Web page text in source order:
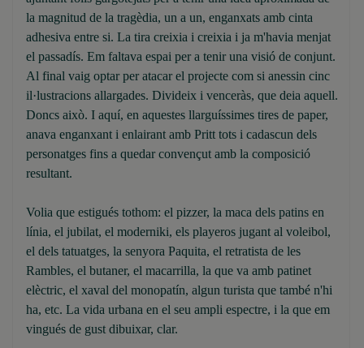
la magnitud de la tragèdia, un a un, enganxats amb cinta
adhesiva entre si. La tira creixia i creixia i ja m'havia menjat
el passadís. Em faltava espai per a tenir una visió de conjunt.
Al final vaig optar per atacar el projecte com si anessin cinc
il·lustracions allargades. Divideix i venceràs, que deia aquell.
Doncs això. I aquí, en aquestes llarguíssimes tires de paper,
anava enganxant i enlairant amb Pritt tots i cadascun dels
personatges fins a quedar convençut amb la composició
resultant.
Volia que estigués tothom: el pizzer, la maca dels patins en
línia, el jubilat, el moderniki, els playeros jugant al voleibol,
el dels tatuatges, la senyora Paquita, el retratista de les
Rambles, el butaner, el macarrilla, la que va amb patinet
elèctric, el xaval del monopatín, algun turista que també n'hi
ha, etc. La vida urbana en el seu ampli espectre, i la que em
vingués de gust dibuixar, clar.